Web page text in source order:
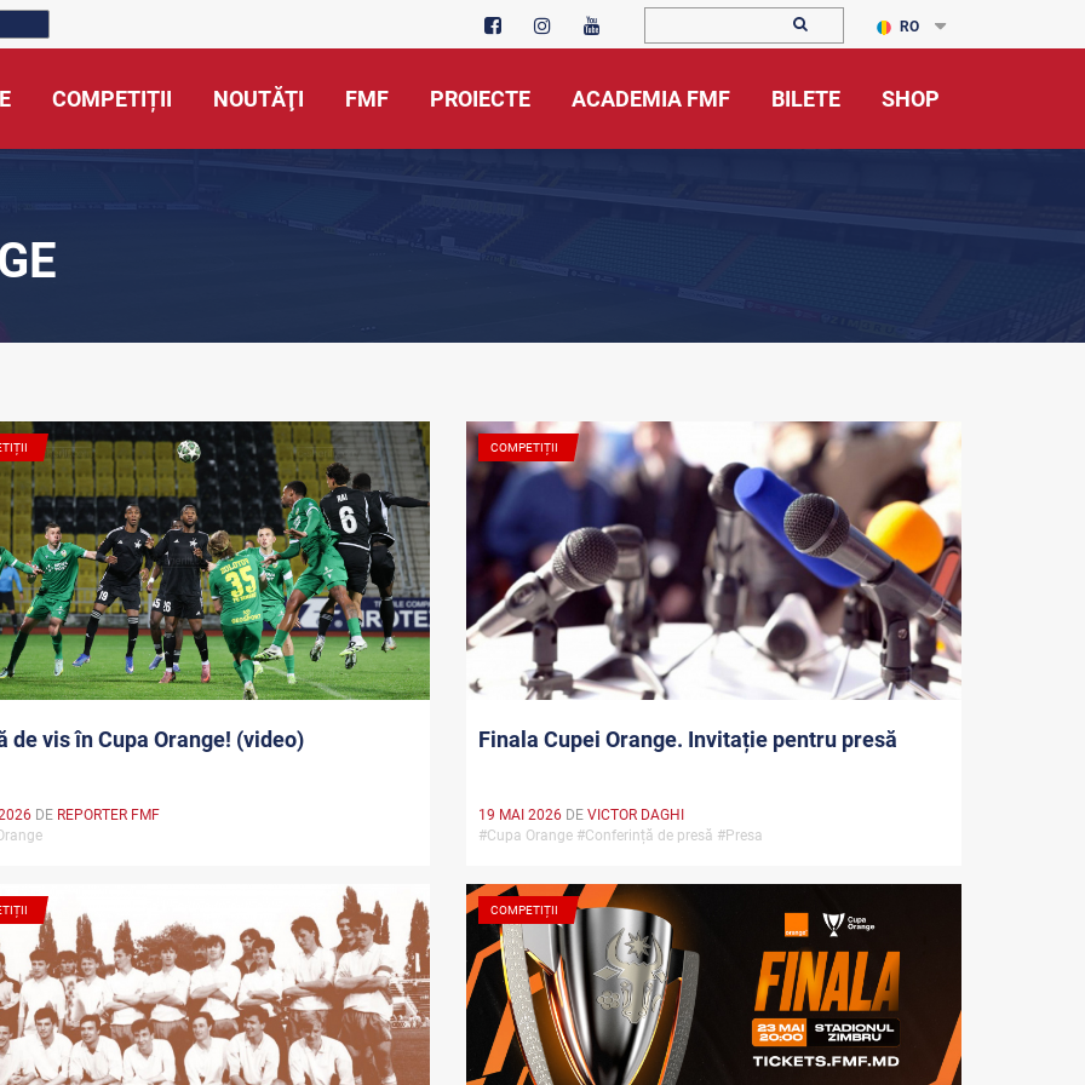
RO
COMPETIȚII NOUTĂŢI FMF PROIECTE ACADEMIA FMF BILETE SHOP
de vis în Cupa Orange! (video)
DE REPORTER FMF
COMPETIȚII
Finala Cupei Orange. Invitație pentru presă
19 MAI 2026 DEVICTOR DAGHI
#Cupa Orange #Conferință de presă #Presa
COMPETIȚII